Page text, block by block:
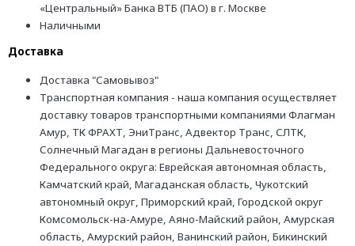
«Центральный» Банка ВТБ (ПАО) в г. Москве
Наличными
Доставка
Доставка "Самовывоз"
Транспортная компания - наша компания осуществляет
доставку товаров транспортными компаниями Флагман
Амур, ТК ФРАХТ, ЭниТранс, Адвектор Транс, СЛТК,
Солнечный Магадан в регионы Дальневосточного
Федерального округа: Еврейская автономная область,
Камчатский край, Магаданская область, Чукотский
автономный округ, Приморский край, Городской округ
Комсомольск-на-Амуре, Аяно-Майский район, Амурская
область, Амурский район, Ванинский район, Бикинский